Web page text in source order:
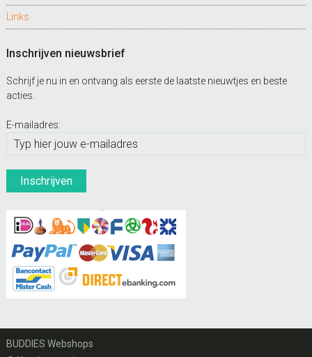
Links
Inschrijven nieuwsbrief
Schrijf je nu in en ontvang als eerste de laatste nieuwtjes en beste
acties.
E-mailadres:
BUDDIES Webshops